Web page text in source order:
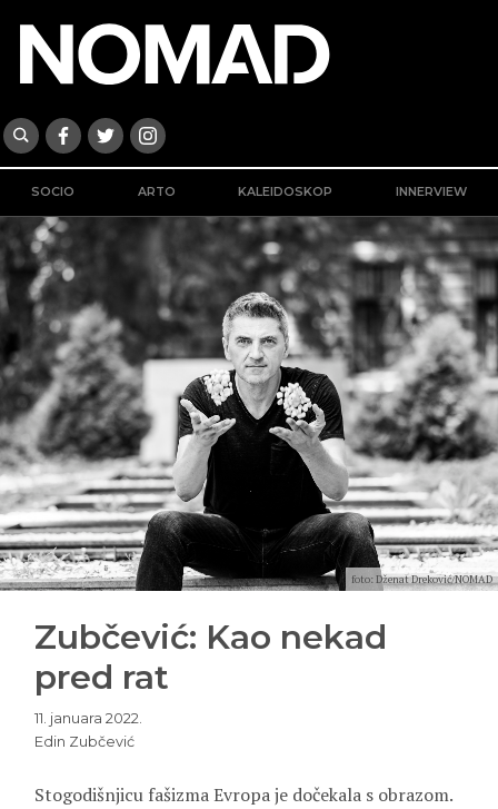
SOCIO ARTO KALEIDOSKOP INNERVIEW
foto: Dženat Dreković/NOMAD
Zubčević: Kao nekad
pred rat
11. januara 2022.
Edin Zubčević
Stogodišnjicu fašizma Evropa je dočekala s obrazom.